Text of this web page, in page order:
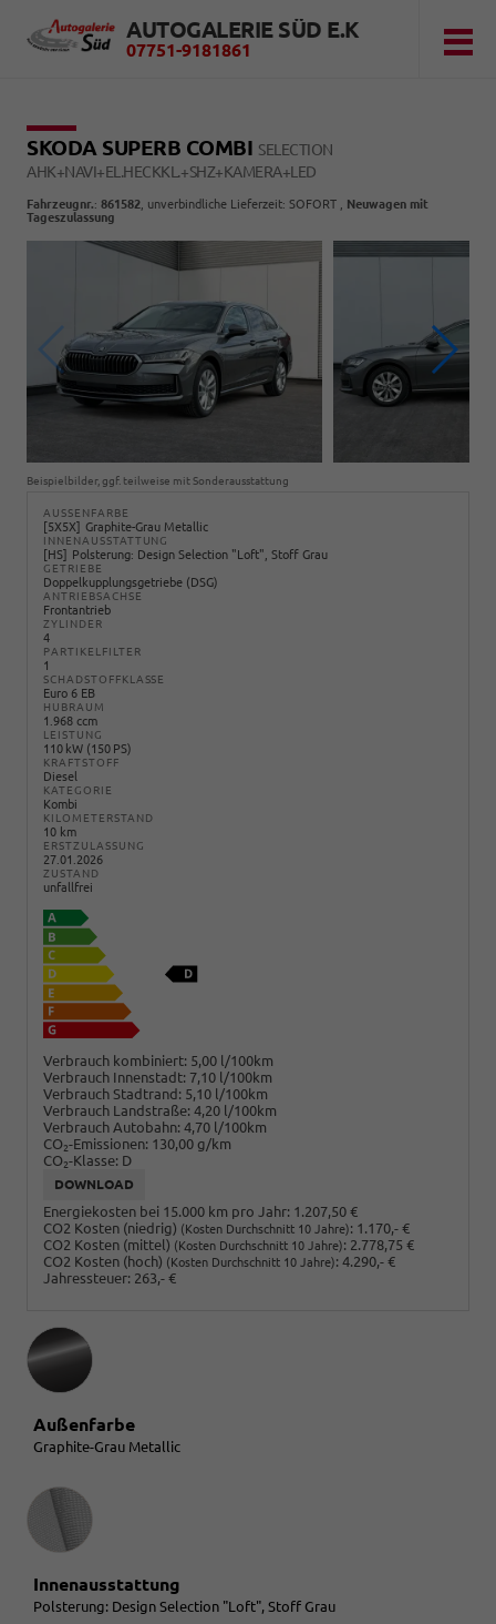
AUTOGALERIE SÜD E.K
07751-9181861
SKODA SUPERB COMBI SELECTION
AHK+NAVI+EL.HECKKL.+SHZ+KAMERA+LED
Fahrzeugnr.: 861582 , unverbindliche Lieferzeit: SOFORT , Neuwagen mit
Tageszulassung
Beispielbilder, ggf. teilweise mit Sonderausstattung
AUSSENFARBE
5X5X Graphite-Grau Metallic
INNENAUSSTATTUNG
HS Polsterung: Design Selection "Loft", Stoff Grau
GETRIEBE
Doppelkupplungsgetriebe (DSG)
ANTRIEBSACHSE
Frontantrieb
ZYLINDER
4
PARTIKELFILTER
1
SCHADSTOFFKLASSE
Euro 6 EB
HUBRAUM
1.968 ccm
LEISTUNG
110 kW (150 PS)
KRAFTSTOFF
Diesel
KATEGORIE
Kombi
KILOMETERSTAND
10 km
ERSTZULASSUNG
27.01.2026
ZUSTAND
unfallfrei
Verbrauch kombiniert: 5,00 l/100km
Verbrauch Innenstadt: 7,10 l/100km
Verbrauch Stadtrand: 5,10 l/100km
Verbrauch Landstraße: 4,20 l/100km
Verbrauch Autobahn: 4,70 l/100km
CO2-Emissionen: 130,00 g/km
CO2-Klasse: D
DOWNLOAD
Energiekosten bei 15.000 km pro Jahr: 1.207,50 €
CO2 Kosten (niedrig) (Kosten Durchschnitt 10 Jahre): 1.170,- €
CO2 Kosten (mittel) (Kosten Durchschnitt 10 Jahre): 2.778,75 €
CO2 Kosten (hoch) (Kosten Durchschnitt 10 Jahre): 4.290,- €
Jahressteuer: 263,- €
Außenfarbe
Graphite-Grau Metallic
Innenausstattung
Innenausstattung
Polsterung: Design Selection "Loft", Stoff Grau